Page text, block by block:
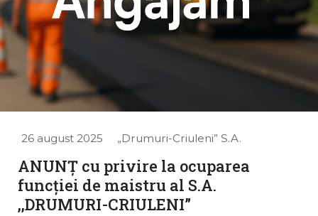
26 august 2025 „Drumuri-Criuleni” S.A.
ANUNȚ cu privire la ocuparea
funcției de maistru al S.A.
,,DRUMURI-CRIULENI”